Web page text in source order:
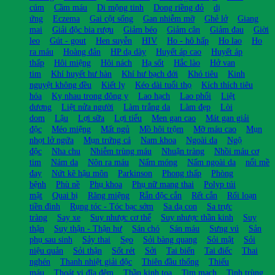
cúm
Cầm máu Di mộng tinh Dong riềng đỏ
dị
ứng
Eczema Gai cột sống Gan nhiễm mỡ Ghẻ lở
Giang
mai
Giải độc bia rượu Giảm béo Giảm cân Giảm đau
Giời
leo
Gút - gout Hen suyễn HIV Ho - hô hấp Ho lao
Ho
ra máu
Hoàng đản HP dạ dày Huyết áp cao
Huyết áp
thấp
Hôi miệng Hôi nách Hạ sốt Hắc lào
Hở van
tim
Khí huyết hư hàn Khí hư bạch đới Khó tiêu
Kinh
nguyệt không đều
Kiết lỵ Kéo dài tuổi thọ
Kích thích tiêu
hóa
Kỵ nhau trong đông y Lao hạch Lao phổi
Liệt
dương
Liệt nửa người Làm trắng da Làm đẹp
Lòi
dom
Lậu Lợi sữa Lợi tiểu Men gan cao
Mát gan giải
độc
Méo miệng Mất ngủ Mồ hôi trộm Mỡ máu cao
Mụn
nhọt lở ngứa
Mụn trứng cá Nam khoa Ngoài da
Ngộ
độc
Nha chu Nhiễm trùng máu Nhuận tràng
Nhồi máu cơ
tim
Nám da Nôn ra máu Nấm móng Nấm ngoài da
nổi mề
đay
Nứt kẽ hậu môn Parkinson Phong thấp
Phòng
bệnh
Phù nề Phụ khoa Phụ nữ mang thai
Polyp túi
mật
Quai bị Răng miệng Rắn độc cắn Rết cắn
Rối loạn
tiền đình
Rụng tóc - Tóc bạc sớm Sa dạ con
Sa trực
tràng
Say xe Suy nhược cơ thể Suy nhược thần kinh
Suy
thận
Suy thận - Thận hư Sán chó Sán máu Sưng vú
Sản
phụ sau sinh
Sảy thai Sẹo Sỏi bàng quang Sỏi mật
Sỏi
niệu quản
Sỏi thận Sốt rét Sởi Tai biến Tai điếc
Thai
nghén
Thanh nhiệt giải độc Thiên đầu thống
Thiếu
máu
Thoát vị đĩa đệm Thần kinh tọa Tim mạch
Tinh trùng